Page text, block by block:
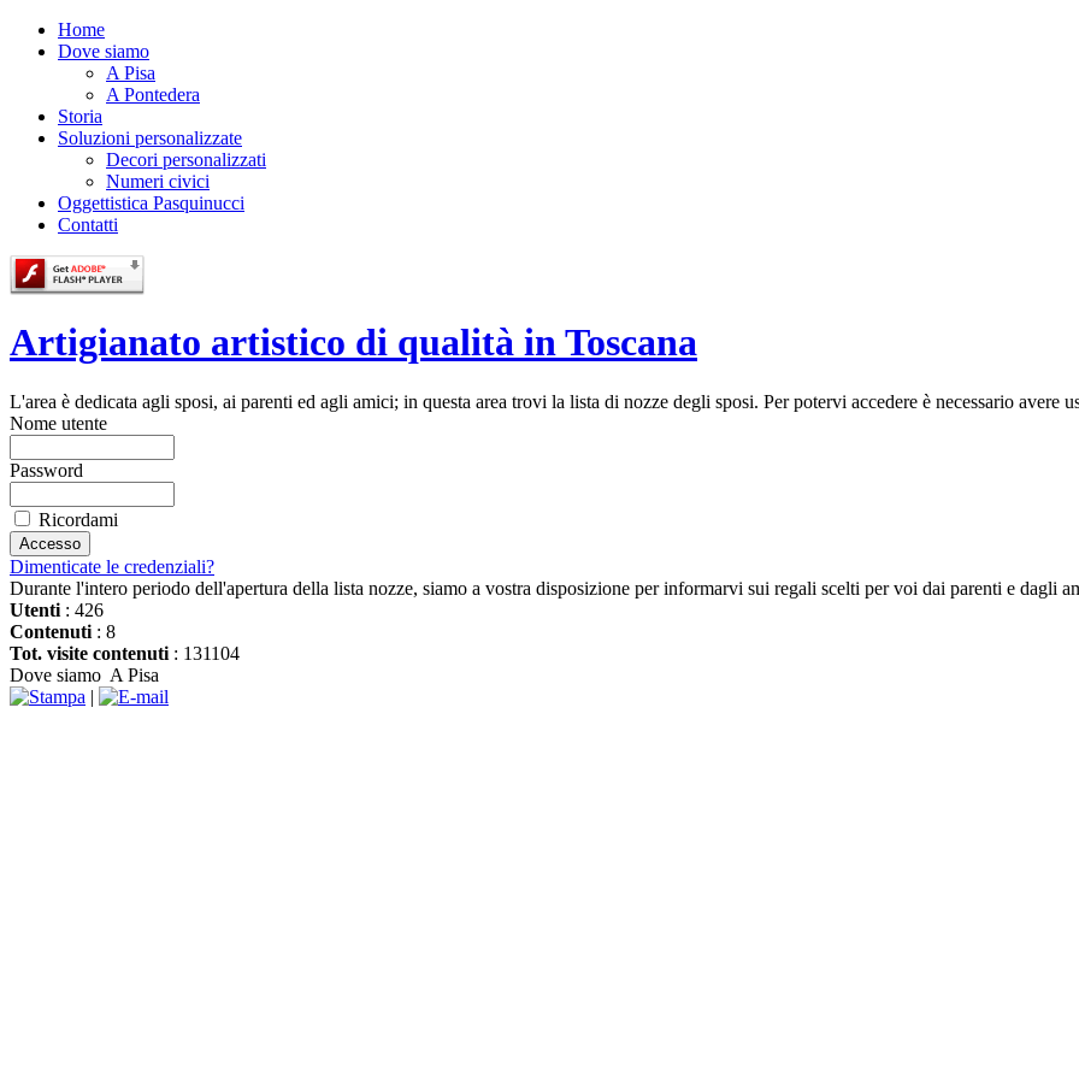
Home
Dove siamo
A Pisa
A Pontedera
Storia
Soluzioni personalizzate
Decori personalizzati
Numeri civici
Oggettistica Pasquinucci
Contatti
Artigianato artistico di qualità in Toscana
L'area è dedicata agli sposi, ai parenti ed agli amici; in questa area trovi la lista di nozze degli sposi. Per potervi accedere è necessario avere
Nome utente
Password
Ricordami
Dimenticate le credenziali?
Durante l'intero periodo dell'apertura della lista nozze, siamo a vostra disposizione per informarvi sui regali scelti per voi dai parenti e dagli
Utenti : 426
Contenuti : 8
Tot. visite contenuti : 131104
Dove siamo A Pisa
|